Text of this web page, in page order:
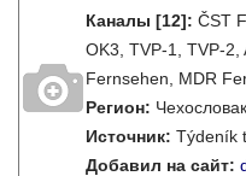
Каналы [12]: ČST
OK3, TVP-1, TVP-2,
Fernsehen, MDR
Регион:
Источник: Týdeník
Добавил на сайт: